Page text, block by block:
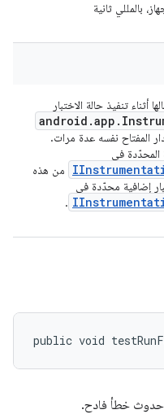
بالمللي ثانية
أثناء تنفيذ حالة الاختبار
android .app .
المفتاح نفسه عدة مرات.
المحدّدة في
من هذه
.
public void
حدوث خطأ فادح.